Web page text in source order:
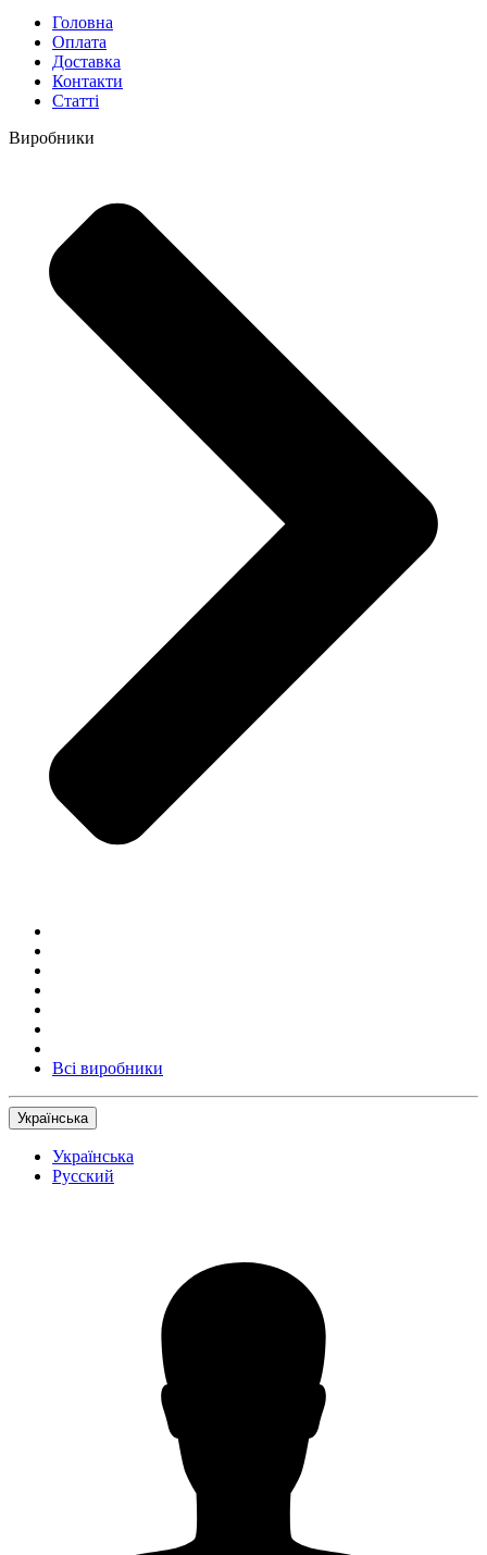
Головна
Оплата
Доставка
Контакти
Статті
Виробники
Всі виробники
Українська
Українська
Русский